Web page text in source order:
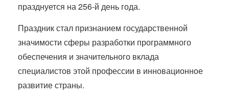
празднуется на 256-й день года.
Праздник стал признанием государственной
значимости сферы разработки программного
обеспечения и значительного вклада
специалистов этой профессии в инновационное
развитие страны.